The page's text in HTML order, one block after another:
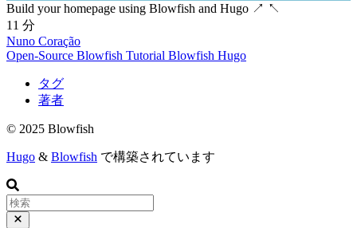
Build your homepage using Blowfish and Hugo ↗ ↖
11 分
Nuno Coração
Open-Source Blowfish Tutorial Blowfish Hugo
タグ
著者
© 2025 Blowfish
Hugo & Blowfish で構築されています